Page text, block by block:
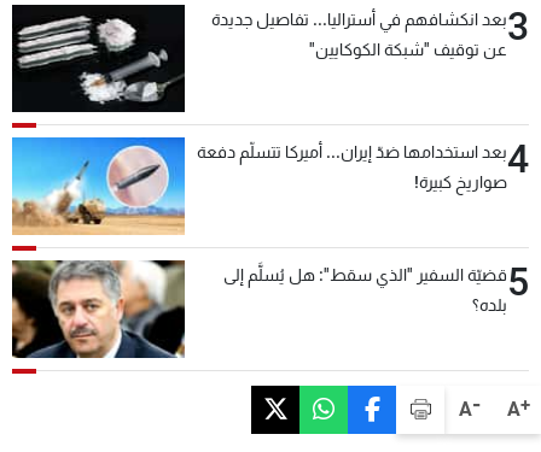
A+
A-
3بعد انكشافهم في أستراليا... تفاصيل جديدة
عن توقيف "شبكة الكوكايين"
4بعد استخدامها ضدّ إيران... أميركا تتسلّم دفعة
صواريخ كبيرة!
5قضيّة السفير "الذي سقط": هل يُسلَّم إلى
بلده؟